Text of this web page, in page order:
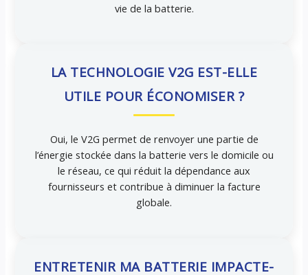
vie de la batterie.
LA TECHNOLOGIE V2G EST-ELLE
UTILE POUR ÉCONOMISER ?
Oui, le V2G permet de renvoyer une partie de
l’énergie stockée dans la batterie vers le domicile ou
le réseau, ce qui réduit la dépendance aux
fournisseurs et contribue à diminuer la facture
globale.
ENTRETENIR MA BATTERIE IMPACTE-